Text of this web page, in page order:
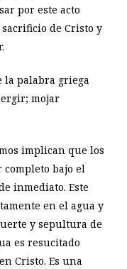
por este acto
de Cristo y
la palabra griega
mojar
implican que los
completo bajo el
inmediato. Este
en el agua y
y sepultura de
es resucitado
Cristo. Es una